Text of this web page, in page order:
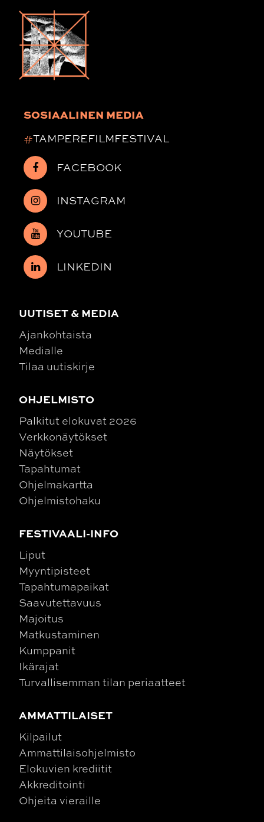
SOSIAALINEN MEDIA
#TAMPEREFILMFESTIVAL
FACEBOOK
INSTAGRAM
YOUTUBE
LINKEDIN
UUTISET & MEDIA
Ajankohtaista
Medialle
Tilaa uutiskirje
OHJELMISTO
Palkitut elokuvat 2026
Verkkonäytökset
Näytökset
Tapahtumat
Ohjelmakartta
Ohjelmistohaku
FESTIVAALI-INFO
Liput
Myyntipisteet
Tapahtumapaikat
Saavutettavuus
Majoitus
Matkustaminen
Kumppanit
Ikärajat
Turvallisemman tilan periaatteet
AMMATTILAISET
Kilpailut
Ammattilaisohjelmisto
Elokuvien krediitit
Akkreditointi
Ohjeita vieraille